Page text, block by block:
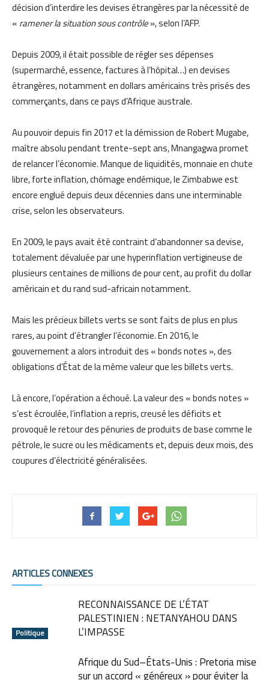
décision d’interdire les devises étrangères par la nécessité de
« ramener la situation sous contrôle», selon l’AFP.
Depuis 2009, il était possible de régler ses dépenses
(supermarché, essence, factures à l’hôpital…) en devises
étrangères, notamment en dollars américains très prisés des
commerçants, dans ce pays d’Afrique australe.
Au pouvoir depuis fin 2017 et la démission de Robert Mugabe,
maître absolu pendant trente-sept ans, Mnangagwa promet
de relancer l’économie. Manque de liquidités, monnaie en chute
libre, forte inflation, chômage endémique, le Zimbabwe est
encore englué depuis deux décennies dans une interminable
crise, selon les observateurs.
En 2009, le pays avait été contraint d’abandonner sa devise,
totalement dévaluée par une hyperinflation vertigineuse de
plusieurs centaines de millions de pour cent, au profit du dollar
américain et du rand sud-africain notamment.
Mais les précieux billets verts se sont faits de plus en plus
rares, au point d’étrangler l’économie. En 2016, le
gouvernement a alors introduit des « bonds notes », des
obligations d’État de la même valeur que les billets verts.
Là encore, l’opération a échoué. La valeur des « bonds notes »
s’est écroulée, l’inflation a repris, creusé les déficits et
provoqué le retour des pénuries de produits de base comme le
pétrole, le sucre ou les médicaments et, depuis deux mois, des
coupures d’électricité généralisées.
ARTICLES CONNEXES
Politique
RECONNAISSANCE DE L’ÉTAT
PALESTINIEN : NETANYAHOU DANS
L’IMPASSE
Afrique du Sud–États-Unis : Pretoria mise
sur un accord « généreux » pour éviter la